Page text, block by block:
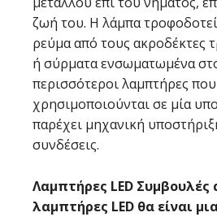
ζωή του. Η λάμπα
ρεύμα από τους ακροδέκτες
ή σύρματα ενσωματωμένα
περισσότεροι λαμπτήρες που
χρησιμοποιούνται σε μία
παρέχει μηχανική
συνδέσεις.
Λαμπτήρες LED
λαμπτήρες LED θα είναι